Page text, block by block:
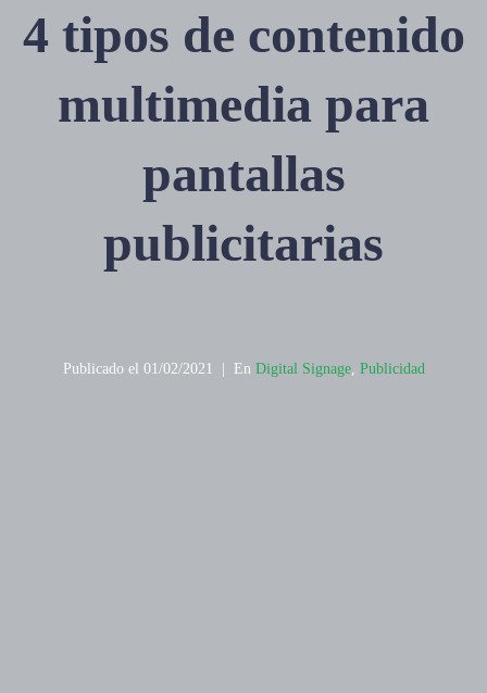
4 tipos de contenido
multimedia para
pantallas
publicitarias
Publicado el 01/02/2021 En Digital Signage, Publicidad